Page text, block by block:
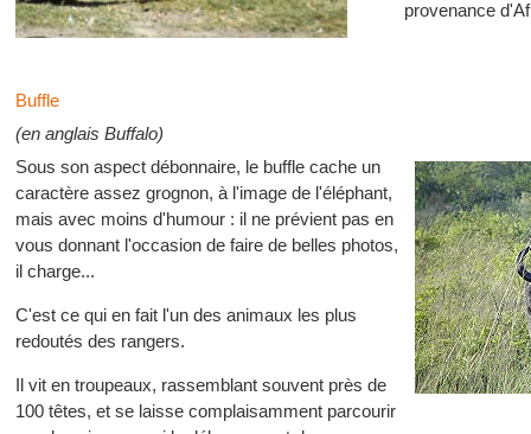
provenance
Buffle
(en anglais Buffalo)
Sous son aspect débonnaire, le buffle cache un
caractère assez grognon, à l'image de l'éléphant,
mais avec moins d'humour : il ne prévient pas en
vous donnant l'occasion de faire de belles photos,
il charge...
C'est ce qui en fait l'un des animaux les plus
redoutés des rangers.
Il vit en troupeaux, rassemblant souvent près de
100 têtes, et se laisse complaisamment parcourir